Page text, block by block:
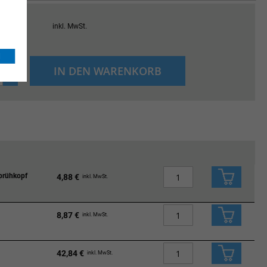
inkl. MwSt.
+
-
IN DEN WARENKORB
4,88 € inkl. MwSt.
8,87 € inkl. MwSt.
42,84 € inkl. MwSt.